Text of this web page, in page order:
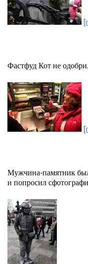
Фастфуд Кот не
Мужчина-памятник
и попросил